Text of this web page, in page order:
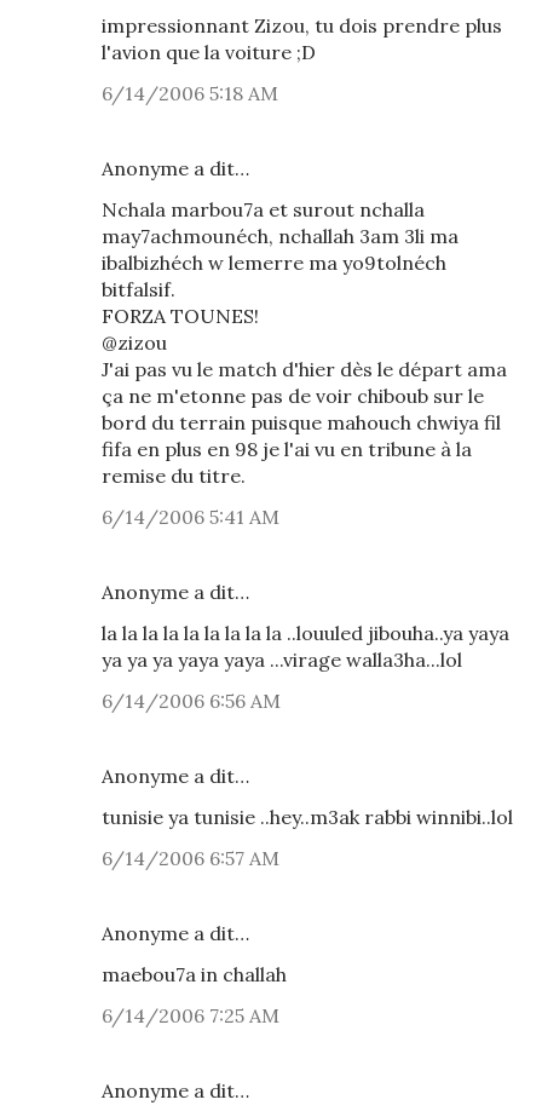
impressionnant Zizou, tu dois prendre plus
l'avion que la voiture ;D
6/14/2006 5:18 AM
Anonyme a dit…
Nchala marbou7a et surout nchalla
may7achmounéch, nchallah 3am 3li ma
ibalbizhéch w lemerre ma yo9tolnéch
bitfalsif.
FORZA TOUNES!
@zizou
J'ai pas vu le match d'hier dès le départ ama
ça ne m'etonne pas de voir chiboub sur le
bord du terrain puisque mahouch chwiya fil
fifa en plus en 98 je l'ai vu en tribune à la
remise du titre.
6/14/2006 5:41 AM
Anonyme a dit…
la la la la la la la la la ..louuled jibouha..ya yaya
ya ya ya yaya yaya ...virage walla3ha...lol
6/14/2006 6:56 AM
Anonyme a dit…
tunisie ya tunisie ..hey..m3ak rabbi winnibi..lol
6/14/2006 6:57 AM
Anonyme a dit…
maebou7a in challah
6/14/2006 7:25 AM
Anonyme a dit…